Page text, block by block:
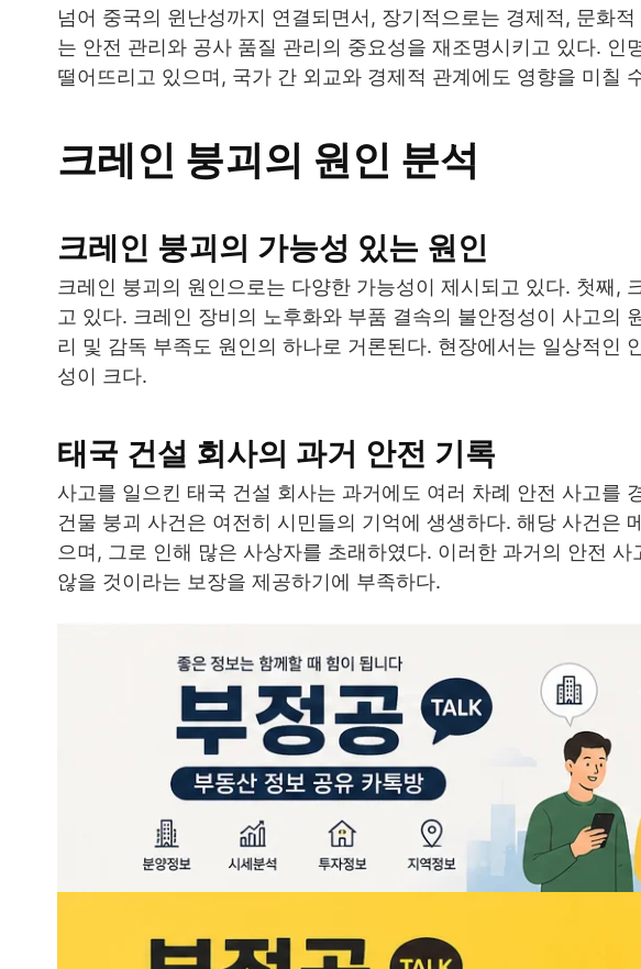
넘어 중국의 윈난성까지 연결되면서, 장기적으로는 경제적, 문화
는 안전 관리와 공사 품질 관리의 중요성을 재조명시키고 있다.
떨어뜨리고 있으며, 국가 간 외교와 경제적 관계에도 영향을 미칠
크레인 붕괴의 원인 분석
크레인 붕괴의 가능성 있는 원인
크레인 붕괴의 원인으로는 다양한 가능성이 제시되고 있다. 첫째,
고 있다. 크레인 장비의 노후화와 부품 결속의 불안정성이 사고의
리 및 감독 부족도 원인의 하나로 거론된다. 현장에서는 일상적인
성이 크다.
태국 건설 회사의 과거 안전 기록
사고를 일으킨 태국 건설 회사는 과거에도 여러 차례 안전 사고를
건물 붕괴 사건은 여전히 시민들의 기억에 생생하다. 해당 사건은
으며, 그로 인해 많은 사상자를 초래하였다. 이러한 과거의 안전
않을 것이라는 보장을 제공하기에 부족하다.